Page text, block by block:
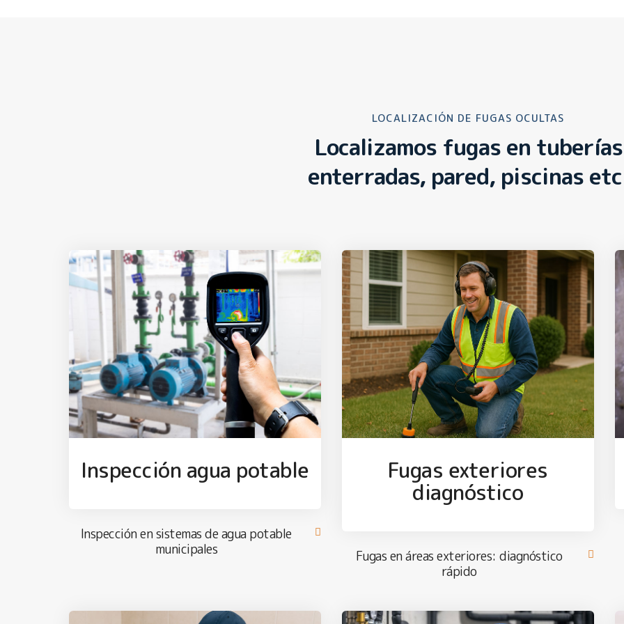
LOCALIZACIÓN DE FUGAS OCULTAS
Localizamos fugas en tuberías
enterradas, pared, piscinas
Inspección agua potable
Inspección en sistemas de agua potable
municipales
Fugas exteriores
diagnóstico
Fugas en áreas exteriores: diagnóstico
rápido